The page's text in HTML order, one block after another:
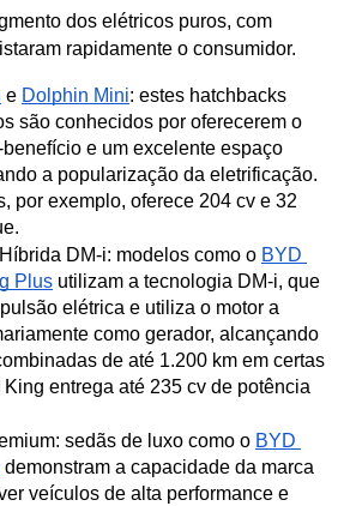
dos elétricos puros, com
rapidamente o consumidor.
e Dolphin Mini: estes hatchbacks
são conhecidos por oferecerem o
e um excelente espaço
a popularização da eletrificação.
por exemplo, oferece 204 cv e 32
DM-i: modelos como o BYD
Plus utilizam a tecnologia DM-i, que
elétrica e utiliza o motor a
como gerador, alcançando
de até 1.200 km em certas
entrega até 235 cv de potência
sedãs de luxo como o BYD
demonstram a capacidade da marca
veículos de alta performance e